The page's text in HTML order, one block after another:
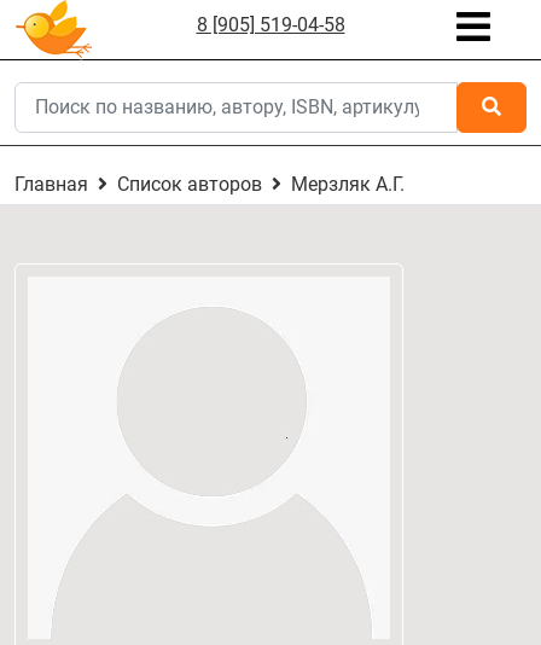
8 [905] 519-04-58
Главная Список авторов Мерзляк А.Г.